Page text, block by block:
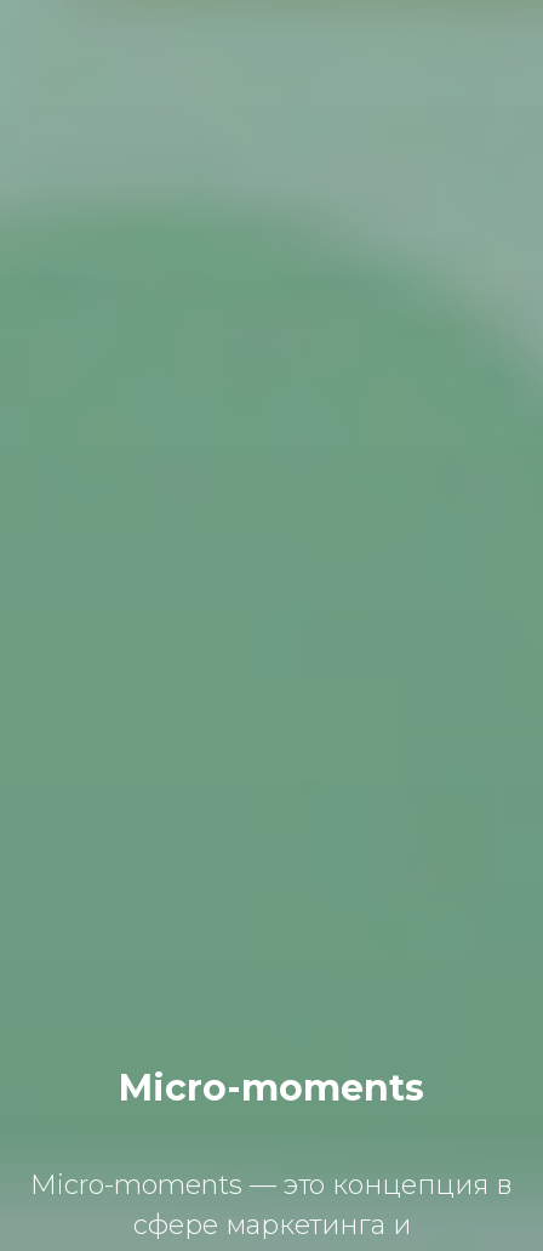
Micro-moments
Micro-moments — это концепция в
сфере маркетинга и